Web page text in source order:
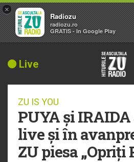
Live
ZU IS YOU
PUYA și
live și în
ZU piesa „Opriți
×
Radiozu
radiozu.ro
GRATIS - In Google Play